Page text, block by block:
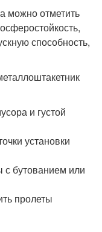
можно отметить
способность,
и густой
установки
с бутованием или
пролеты